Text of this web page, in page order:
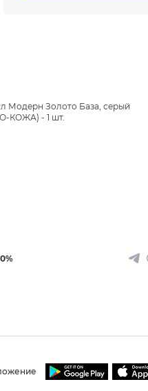
Модерн Золото База, серый
КОЖА) - 1 шт.
0%